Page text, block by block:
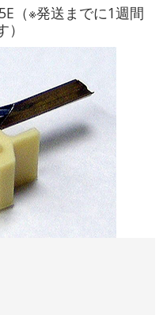
（※発送までに1週間